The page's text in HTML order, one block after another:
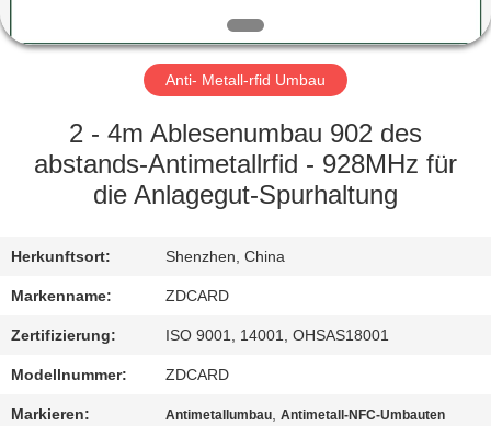
FABRIK-
AUSFLUG
QUALITÄTSKONTROLLE
SIE
MIT
UNS
IN
VERBINDUNG
Anti- Metall-rfid Umbau
2 - 4m Ablesenumbau 902 des
abstands-Antimetallrfid - 928MHz für
die Anlagegut-Spurhaltung
Herkunftsort: Shenzhen, China
Markenname: ZDCARD
Zertifizierung: ISO 9001, 14001, OHSAS18001
Modellnummer: ZDCARD
Markieren: Antimetallumbau,Antimetall-NFC-Umbauten